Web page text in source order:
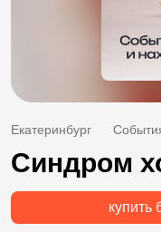
Екатеринбург
Синдром
купить